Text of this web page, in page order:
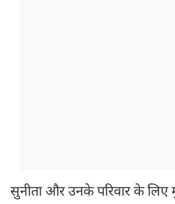
सुनीता और उनके परिवार के लिए